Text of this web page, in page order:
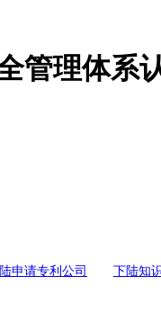
管理体系
申请专利公司 下陆知